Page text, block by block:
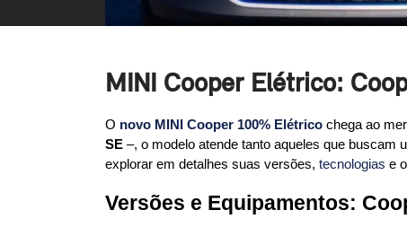
MINI Cooper Elétrico:
O novo MINI Cooper 100% Elétrico chega ao
SE –, o modelo atende tanto aqueles que buscam
explorar em detalhes suas versões, tecnologias e
Versões e Equipamentos: